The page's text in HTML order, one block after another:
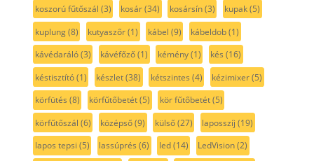
koszorú fűtőszál (3) kosár(34) kosársín(3) kupak(5)
kuplung(8) kutyaszőr(1) kábel (9) kábeldob(1)
kávédaráló(3) kávéfőző(1) kémény(1) kés (16)
késtisztító(1) készlet(38) kétszintes (4) kézimixer(5)
körfütés (8) körfűtőbetét(5) kör fűtőbetét(5)
körfűtőszál (6) középső(9) külső(27) laposszíj (19)
lapos tepsi (5) lassúprés (6) led(14) LedVision(2)